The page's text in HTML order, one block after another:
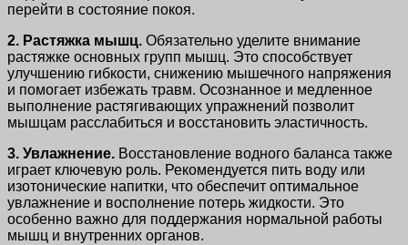
перейти в состояние покоя.
2. Растяжка мышц. Обязательно уделите внимание
растяжке основных групп мышц. Это способствует
улучшению гибкости, снижению мышечного напряжения
и помогает избежать травм. Осознанное и медленное
выполнение растягивающих упражнений позволит
мышцам расслабиться и восстановить эластичность.
3. Увлажнение. Восстановление водного баланса также
играет ключевую роль. Рекомендуется пить воду или
изотонические напитки, что обеспечит оптимальное
увлажнение и восполнение потерь жидкости. Это
особенно важно для поддержания нормальной работы
мышц и внутренних органов.